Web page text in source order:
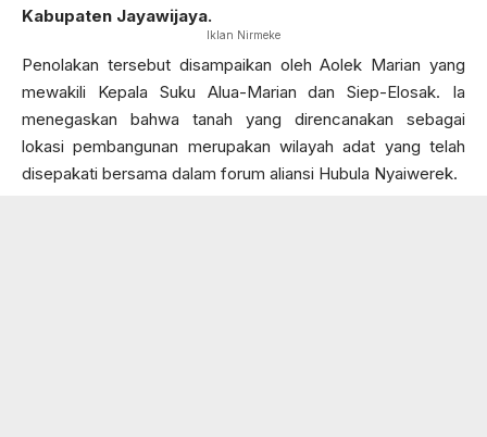
Kabupaten Jayawijaya.
Iklan Nirmeke
Penolakan tersebut disampaikan oleh Aolek Marian yang
mewakili Kepala Suku Alua-Marian dan Siep-Elosak. Ia
menegaskan bahwa tanah yang direncanakan sebagai
lokasi pembangunan merupakan wilayah adat yang telah
disepakati bersama dalam forum aliansi Hubula Nyaiwerek.